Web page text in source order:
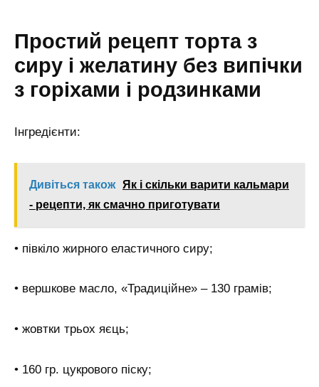
Простий рецепт торта з
сиру і желатину без випічки
з горіхами і родзинками
Інгредієнти:
Дивіться також Як і скільки варити кальмари
- рецепти, як смачно приготувати
• півкіло жирного еластичного сиру;
• вершкове масло, «Традиційне» – 130 грамів;
• жовтки трьох яєць;
• 160 гр. цукрового піску;